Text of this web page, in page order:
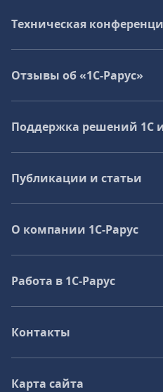
Техническая
Отзывы об «1С-Рарус»
Поддержка решений 1С и
Публикации и статьи
О компании 1C-Рарус
Работа в 1С‑Рарус
Контакты
Карта сайта